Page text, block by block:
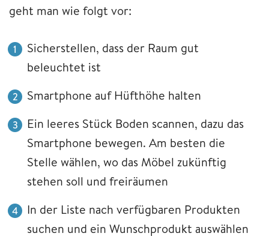
geht man wie folgt vor:
Sicherstellen, dass der Raum gut
beleuchtet ist
Smartphone auf Hüfthöhe halten
Ein leeres Stück Boden scannen, dazu das
Smartphone bewegen. Am besten die
Stelle wählen, wo das Möbel zukünftig
stehen soll und freiräumen
In der Liste nach verfügbaren Produkten
suchen und ein Wunschprodukt auswählen